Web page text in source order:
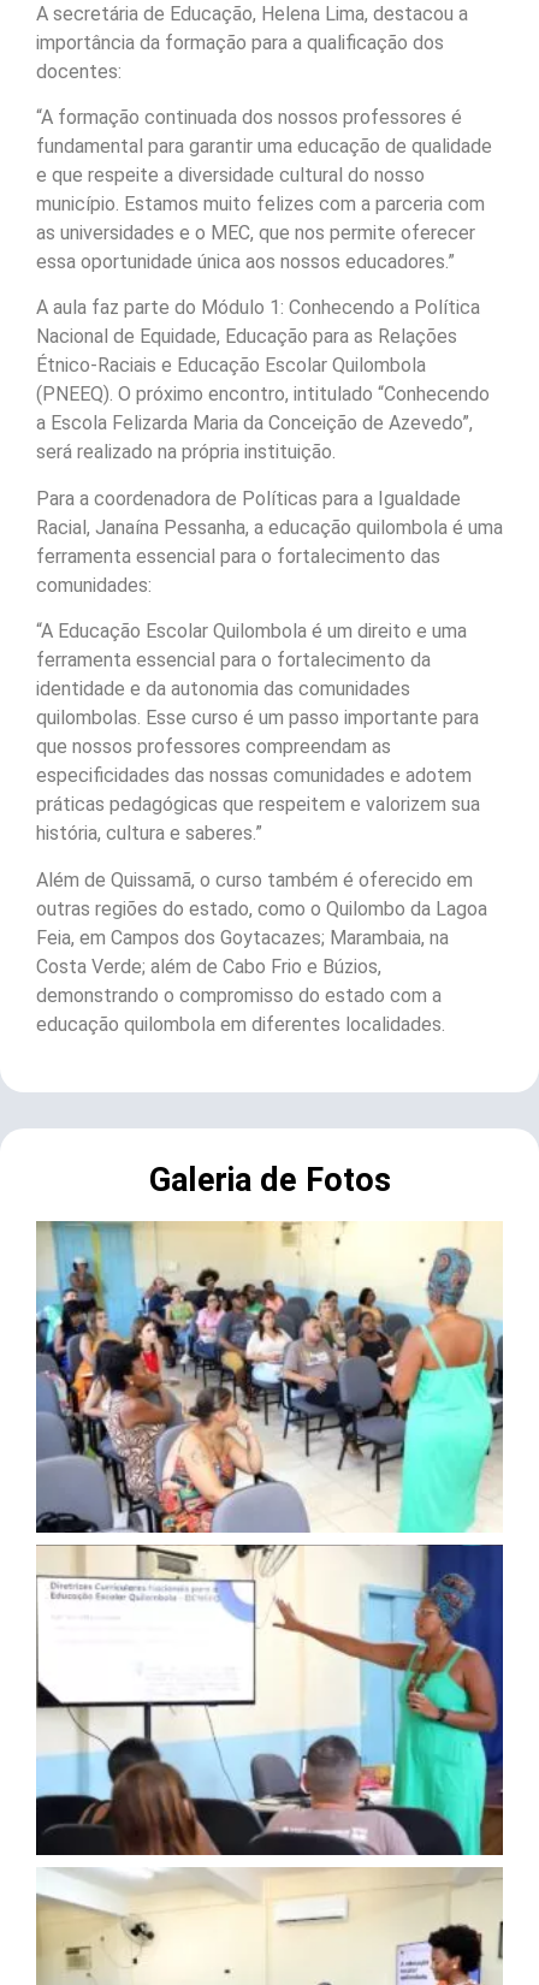
A secretária de Educação, Helena Lima, destacou a
importância da formação para a qualificação dos
docentes:
“A formação continuada dos nossos professores é
fundamental para garantir uma educação de qualidade
e que respeite a diversidade cultural do nosso
município. Estamos muito felizes com a parceria com
as universidades e o MEC, que nos permite oferecer
essa oportunidade única aos nossos educadores.”
A aula faz parte do Módulo 1: Conhecendo a Política
Nacional de Equidade, Educação para as Relações
Étnico-Raciais e Educação Escolar Quilombola
(PNEEQ). O próximo encontro, intitulado “Conhecendo
a Escola Felizarda Maria da Conceição de Azevedo”,
será realizado na própria instituição.
Para a coordenadora de Políticas para a Igualdade
Racial, Janaína Pessanha, a educação quilombola é uma
ferramenta essencial para o fortalecimento das
comunidades:
“A Educação Escolar Quilombola é um direito e uma
ferramenta essencial para o fortalecimento da
identidade e da autonomia das comunidades
quilombolas. Esse curso é um passo importante para
que nossos professores compreendam as
especificidades das nossas comunidades e adotem
práticas pedagógicas que respeitem e valorizem sua
história, cultura e saberes.”
Além de Quissamã, o curso também é oferecido em
outras regiões do estado, como o Quilombo da Lagoa
Feia, em Campos dos Goytacazes; Marambaia, na
Costa Verde; além de Cabo Frio e Búzios,
demonstrando o compromisso do estado com a
educação quilombola em diferentes localidades.
Galeria de Fotos